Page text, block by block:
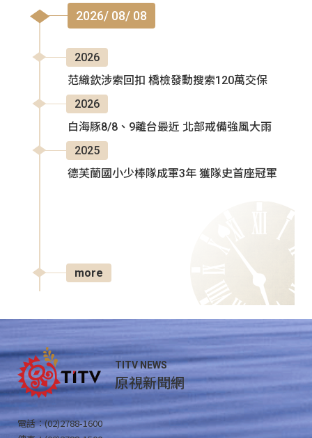
2026/ 08/ 08
2026
范織欽涉索回扣 橋檢發動搜索120萬交保
2026
白海豚8/8、9離台最近 北部戒備強風大雨
2025
德芙蘭國小少棒隊成軍3年 獲隊史首座冠軍
more
TITV NEWS
原視新聞網
電話：(02)2788-1600